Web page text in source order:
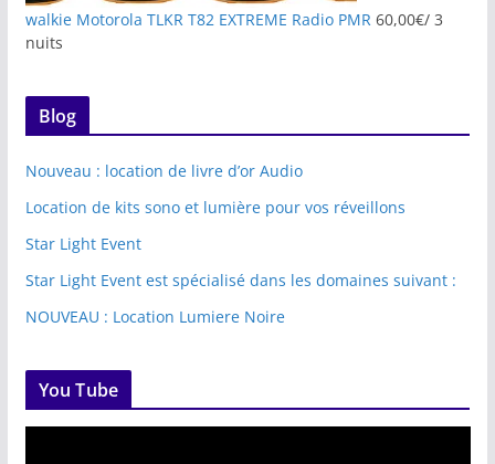
walkie Motorola TLKR T82 EXTREME Radio PMR 60,00€/ 3
nuits
Blog
Nouveau : location de livre d’or Audio
Location de kits sono et lumière pour vos réveillons
Star Light Event
Star Light Event est spécialisé dans les domaines suivant :
NOUVEAU : Location Lumiere Noire
You Tube